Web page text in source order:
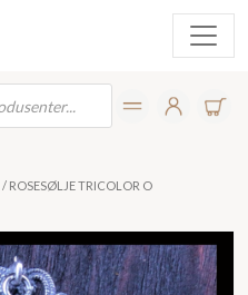
/ ROSESØLJE TRICOLOR O